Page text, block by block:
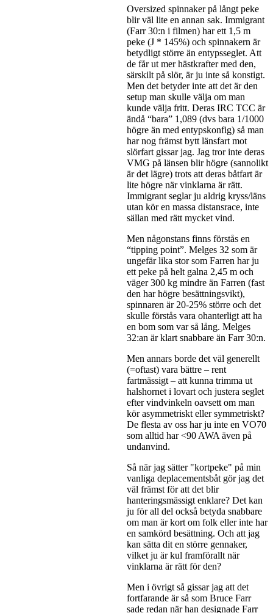
Oversized spinnaker på långt peke
blir väl lite en annan sak. Immigrant
(Farr 30:n i filmen) har ett 1,5 m
peke (J * 145%) och spinnakern är
betydligt större än entypsseglet. Att
de får ut mer hästkrafter med den,
särskilt på slör, är ju inte så konstigt.
Men det betyder inte att det är den
setup man skulle välja om man
kunde välja fritt. Deras IRC TCC är
ändå “bara” 1,089 (dvs bara 1/1000
högre än med entypskonfig) så man
har nog främst bytt länsfart mot
slörfart gissar jag. Jag tror inte deras
VMG på länsen blir högre (sannolikt
är det lägre) trots att deras båtfart är
lite högre när vinklarna är rätt.
Immigrant seglar ju aldrig kryss/läns
utan kör en massa distansrace, inte
sällan med rätt mycket vind.
Men någonstans finns förstås en
“tipping point”. Melges 32 som är
ungefär lika stor som Farren har ju
ett peke på helt galna 2,45 m och
väger 300 kg mindre än Farren (fast
den har högre besättningsvikt),
spinnaren är 20-25% större och det
skulle förstås vara ohanterligt att ha
en bom som var så lång. Melges
32:an är klart snabbare än Farr 30:n.
Men annars borde det väl generellt
(=oftast) vara bättre – rent
fartmässigt – att kunna trimma ut
halshornet i lovart och justera seglet
efter vindvinkeln oavsett om man
kör asymmetriskt eller symmetriskt?
De flesta av oss har ju inte en VO70
som alltid har <90 AWA även på
undanvind.
Så när jag sätter "kortpeke" på min
vanliga deplacementsbåt gör jag det
väl främst för att det blir
hanteringsmässigt enklare? Det kan
ju för all del också betyda snabbare
om man är kort om folk eller inte har
en samkörd besättning. Och att jag
kan sätta dit en större gennaker,
vilket ju är kul framförallt när
vinklarna är rätt för den?
Men i övrigt så gissar jag att det
fortfarande är så som Bruce Farr
sade redan när han designade Farr